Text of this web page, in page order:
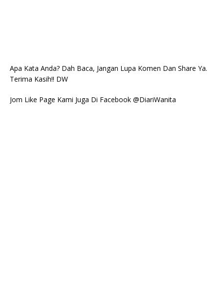
Apa Kata Anda? Dah Baca, Jangan Lupa Komen Dan Share Ya.
Terima Kasih!! DW
Jom Like Page Kami Juga Di Facebook @DiariWanita